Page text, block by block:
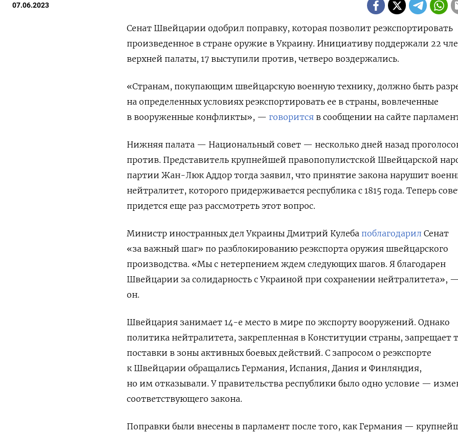
07.06.2023
Сенат Швейцарии одобрил поправку, которая позволит реэкспортировать
произведенное в стране оружие в Украину. Инициативу поддержали 22
верхней палаты, 17 выступили против, четверо воздержались.
«Странам, покупающим швейцарскую военную технику, должно быть
на определенных условиях реэкспортировать ее в страны, вовлеченные
в вооруженные конфликты», — говорится в сообщении на сайте
Нижняя палата — Национальный совет — несколько дней назад
против. Представитель крупнейшей правопопулистской Швейцарской
партии Жан-Люк Аддор тогда заявил, что принятие закона нарушит
нейтралитет, которого придерживается республика с 1815 года. Теперь
придется еще раз рассмотреть этот вопрос.
Министр иностранных дел Украины Дмитрий Кулеба поблагодарил Сенат
«за важный шаг» по разблокированию реэкспорта оружия швейцарского
производства. «Мы с нетерпением ждем следующих шагов. Я благодарен
Швейцарии за солидарность с Украиной при сохранении нейтралитета»,
он.
Швейцария занимает 14-е место в мире по экспорту вооружений. Однако
политика нейтралитета, закрепленная в Конституции страны, запрещает
поставки в зоны активных боевых действий. С запросом о реэкспорте
к Швейцарии обращались Германия, Испания, Дания и Финляндия,
но им отказывали. У правительства республики было одно условие —
соответствующего закона.
Поправки были внесены в парламент после того, как Германия —